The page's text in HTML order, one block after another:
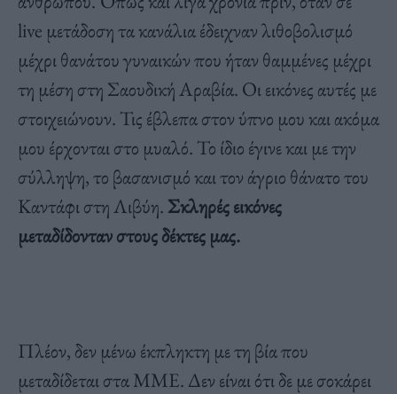
live μετάδοση τα κανάλια έδειχναν λιθοβολισμό
μέχρι θανάτου γυναικών που ήταν θαμμένες μέχρι
τη μέση στη Σαουδική Αραβία. Οι εικόνες αυτές με
στοιχειώνουν. Τις έβλεπα στον ύπνο μου και ακόμα
μου έρχονται στο μυαλό. Το ίδιο έγινε και με την
σύλληψη, το βασανισμό και τον άγριο θάνατο του
Καντάφι στη Λιβύη. Σκληρές εικόνες
μεταδίδονταν στους δέκτες μας.
Πλέον, δεν μένω έκπληκτη με τη βία που
μεταδίδεται στα ΜΜΕ. Δεν είναι ότι δε με σοκάρει